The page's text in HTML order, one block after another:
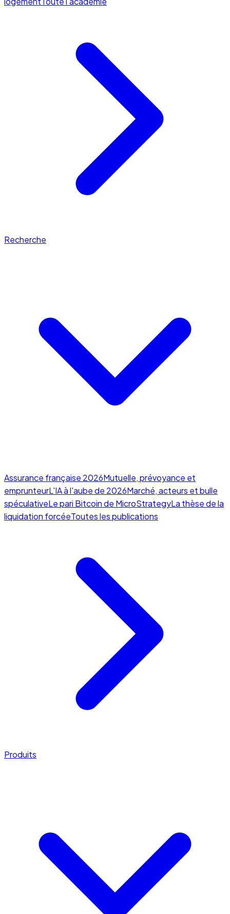
Recherche
Assurance française 2026Mutuelle, prévoyance et
emprunteurL'IA à l'aube de 2026Marché, acteurs et bulle
spéculativeLe pari Bitcoin de MicroStrategyLa thèse de la
liquidation forcéeToutes les publications
Produits